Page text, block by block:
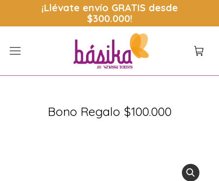
¡Llévate envío GRATIS desde
$300.000!
Bono Regalo $100.000